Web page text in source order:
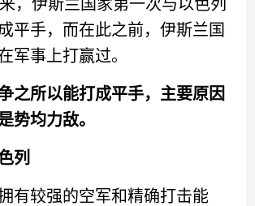
，伊斯兰国家第一次与以色列
平手，而在此之前，伊斯兰国
军事上打赢过。
之所以能打成平手，主要原因
势均力敌。
列
较强的空军和精确打击能